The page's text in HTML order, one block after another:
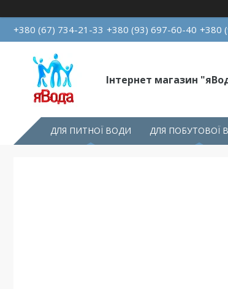
+380 (67) 734-21-33 +380 (93) 697-60-40 +380
Інтернет магазин
ДЛЯ ПИТНОЇ ВОДИ ДЛЯ ПОБУТОВОЇ